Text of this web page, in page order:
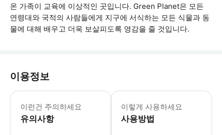
온 가족이 교육에 이상적인 곳입니다. Green Planet은 모든
연령대와 국적의 사람들에게 지구에 서식하는 모든 식물과 동
물에 대해 배우고 더욱 보살피도록 영감을 줄 것입니다.
이용정보
이런건 주의하세요
유의사항
이렇게 사용하세요
사용방법